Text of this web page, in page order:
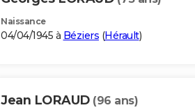
Naissance
04/04/1945 à Béziers (Hérault)
Jean LORAUD (96 ans)